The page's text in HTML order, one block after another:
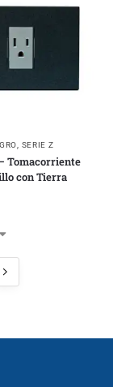
SERIE Z
Tomacorriente
con Tierra